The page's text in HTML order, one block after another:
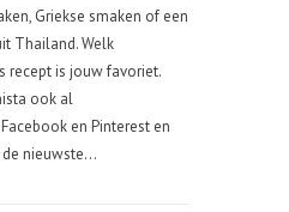
Griekse smaken of een
Thailand. Welk
recept is jouw favoriet.
ook al
en Pinterest en
nieuwste...